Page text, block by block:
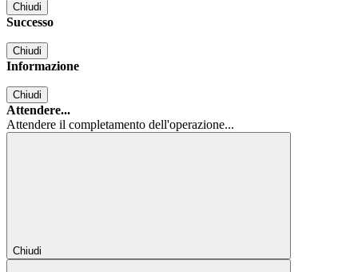
Chiudi
Successo
Chiudi
Informazione
Chiudi
Attendere...
Attendere il completamento dell'operazione...
Chiudi